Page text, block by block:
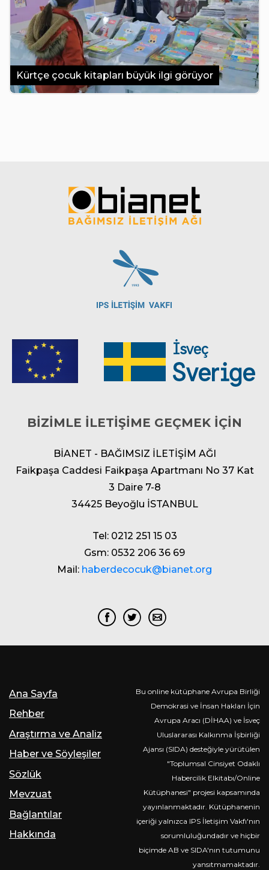
Kürtçe çocuk kitapları büyük ilgi görüyor
BİZİMLE İLETİŞİME GEÇMEK İÇİN
BİANET - BAĞIMSIZ İLETİŞİM AĞI
Faikpaşa Caddesi Faikpaşa Apartmanı No 37 Kat
3 Daire 7-8
34425 Beyoğlu İSTANBUL
Tel: 0212 251 15 03
Gsm: 0532 206 36 69
Mail: haberdecocuk@bianet.org
Ana Sayfa
Rehber
Araştırma ve Analiz
Haber ve Söyleşiler
Sözlük
Mevzuat
Bağlantılar
Hakkında
Bu online kütüphane Avrupa Birliği
Demokrasi ve İnsan Hakları İçin
Avrupa Aracı (DİHAA) ve İsveç
Uluslararası Kalkınma İşbirliği
Ajansı (SIDA) desteğiyle yürütülen
"Toplumsal Cinsiyet Odaklı
Habercilik Elkitabı/Online
Kütüphanesi" projesi kapsamında
yayınlanmaktadır. Kütüphanenin
içeriği yalnızca IPS İletişim Vakfı'nın
sorumluluğundadır ve hiçbir
biçimde AB ve SIDA'nın tutumunu
yansıtmamaktadır.